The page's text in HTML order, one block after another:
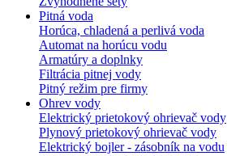
Pitná voda
Horúca, chladená a perlivá voda
Automat na horúcu vodu
Armatúry a doplnky
Filtrácia pitnej vody
Pitný režim pre firmy
Ohrev vody
Elektrický prietokový ohrievač vody
Plynový prietokový ohrievač vody
Elektrický bojler - zásobník na vodu